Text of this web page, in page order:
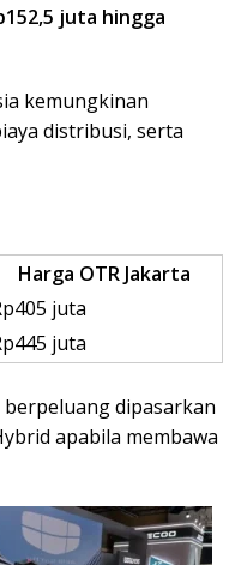
juta hingga
kemungkinan
distribusi, serta
Harga OTR Jakarta
juta
juta
dipasarkan
apabila membawa